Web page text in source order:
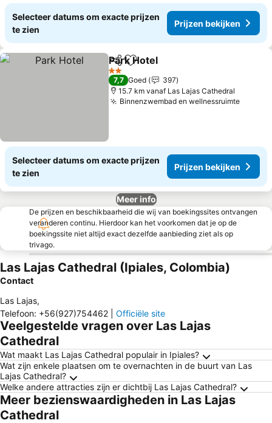
Selecteer datums om exacte prijzen
te zien
Prijzen bekijken
DelenToevoegen aan favorieten
Park Hotel
2 Sterren
7,7 Goed
397
15.7 km vanaf Las Lajas Cathedral
Binnenzwembad en wellnessruimte
Selecteer datums om exacte prijzen
te zien
Prijzen bekijken
Meer info
De prijzen en beschikbaarheid die wij van boekingssites ontvangen
veranderen continu. Hierdoor kan het voorkomen dat je op de
boekingssite niet altijd exact dezelfde aanbieding ziet als op
trivago.
Las Lajas Cathedral (Ipiales, Colombia)
Contact
Las Lajas,
Telefoon: +56(927)754462 Officiële site
Veelgestelde vragen over Las Lajas
Cathedral
Wat maakt Las Lajas Cathedral populair in Ipiales?
Wat zijn enkele plaatsen om te overnachten in de buurt van Las
Lajas Cathedral?
Welke andere attracties zijn er dichtbij Las Lajas Cathedral?
Meer bezienswaardigheden in Las Lajas
Cathedral